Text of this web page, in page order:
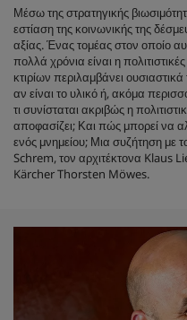
Μέσω της στρατηγικής
εστίαση της κοινωνικής της
αξίας. Ένας τομέας στον οποίο
πολλά χρόνια είναι η
κτιρίων περιλαμβάνει
αν είναι το υλικό ή, ακόμα
τι συνίσταται ακριβώς η
αποφασίζει; Και πώς μπορεί να
ενός μνημείου; Μια συζήτηση με
Schrem, τον αρχιτέκτονα Klaus
Kärcher Thorsten Möwes.